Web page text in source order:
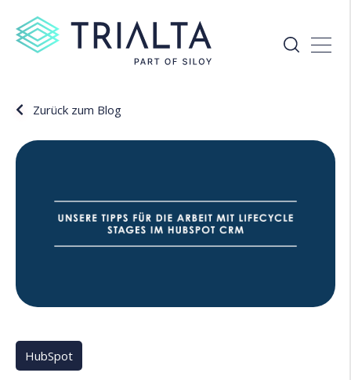
Zurück zum Blog
HubSpot